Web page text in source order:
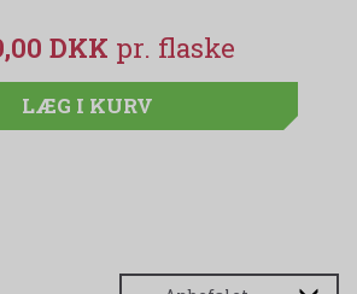
DKK
LÆG I KURV